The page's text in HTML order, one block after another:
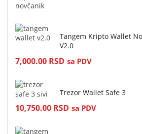
Tangem Kripto Wallet
V2.0
7,000.00 RSD sa PDV
Trezor Wallet Safe 3
10,750.00 RSD sa PDV